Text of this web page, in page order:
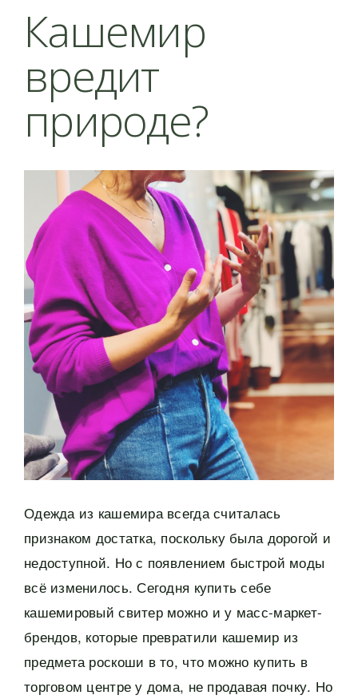
Кашемир
вредит
природе?
Одежда из кашемира всегда считалась
признаком достатка, поскольку была дорогой и
недоступной. Но с появлением быстрой моды
всё изменилось. Сегодня купить себе
кашемировый свитер можно и у масс-маркет-
брендов, которые превратили кашемир из
предмета роскоши в то, что можно купить в
торговом центре у дома, не продавая почку. Но